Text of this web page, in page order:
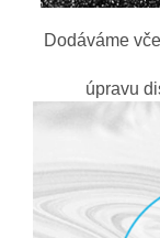
Dodáváme
úpravu